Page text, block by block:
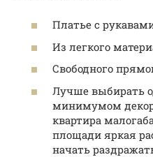
Платье с
Из легкого
Свободного
Лучше выбирать
минимумом
квартира
площади яркая
начать